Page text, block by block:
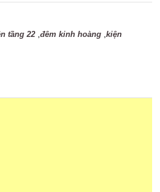
tầng 22 ,đêm kinh hoàng ,kiện